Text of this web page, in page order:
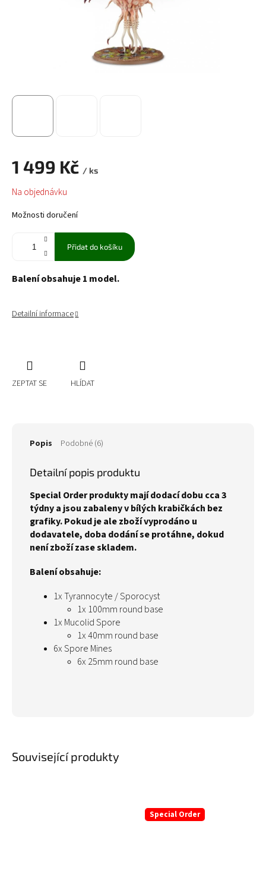
1 499 Kč / ks
Měrná
cena:
Na objednávku
Možnosti doručení
Přidat do košíku
Balení obsahuje 1 model.
Detailní informace
ZEPTAT SE HLÍDAT
Související produkty
Special Order
Popis Podobné (6)
Detailní popis produktu
Special Order produkty mají dodací dobu cca 3
týdny a jsou zabaleny v bílých krabičkách bez
grafiky. Pokud je ale zboží vyprodáno u
dodavatele, doba dodání se protáhne, dokud
není zboží zase skladem.
Balení obsahuje:
1x Tyrannocyte / Sporocyst
1x 100mm round base
1x Mucolid Spore
1x 40mm round base
6x Spore Mines
6x 25mm round base